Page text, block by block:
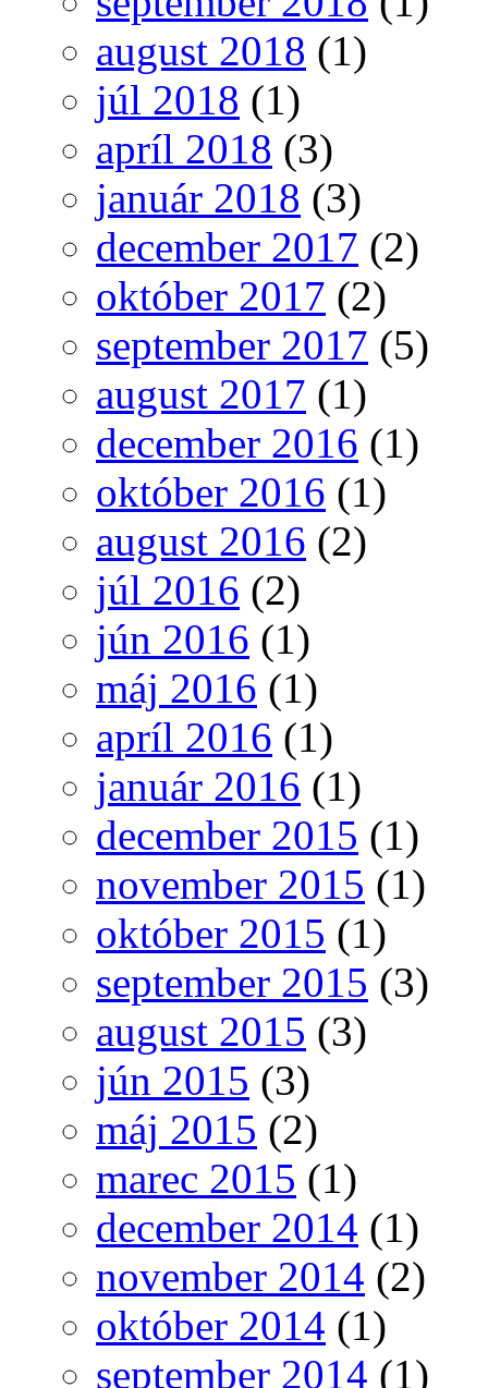
august 2018 (1)
júl 2018 (1)
apríl 2018 (3)
január 2018 (3)
december 2017 (2)
október 2017 (2)
september 2017 (5)
august 2017 (1)
december 2016 (1)
október 2016 (1)
august 2016 (2)
júl 2016 (2)
jún 2016 (1)
máj 2016 (1)
apríl 2016 (1)
január 2016 (1)
december 2015 (1)
november 2015 (1)
október 2015 (1)
september 2015 (3)
august 2015 (3)
jún 2015 (3)
máj 2015 (2)
marec 2015 (1)
december 2014 (1)
november 2014 (2)
október 2014 (1)
september 2014 (1)